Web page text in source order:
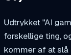
Udtrykket "AI
forskellige ting,
kommer af at slå